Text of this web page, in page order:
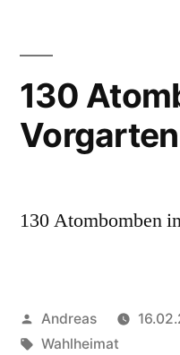
130
Vorgarten
130 Atombomben
Veröffentlicht
von
Andreas
Schlagwörter:
Wahlheimat